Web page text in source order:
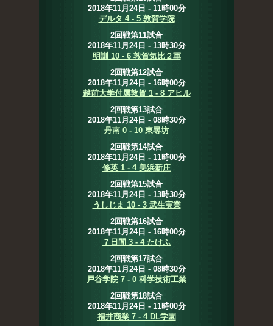
2018年11月24日 - 11時00分
デルタ 4 - 5 敦賀学院
2回戦第11試合
2018年11月24日 - 13時30分
明訓 10 - 6 敦賀気比２軍
2回戦第12試合
2018年11月24日 - 16時00分
越前大学付属敦賀 1 - 8 アヒル
2回戦第13試合
2018年11月24日 - 08時30分
丹南 0 - 10 東尋坊
2回戦第14試合
2018年11月24日 - 11時00分
修英 1 - 4 美浜新庄
2回戦第15試合
2018年11月24日 - 13時30分
うしじま 10 - 3 武生実業
2回戦第16試合
2018年11月24日 - 16時00分
７日間 3 - 4 たけふ
2回戦第17試合
2018年11月24日 - 08時30分
戸谷学院 7 - 0 科学技術工業
2回戦第18試合
2018年11月24日 - 11時00分
福井商業 7 - 4 DL学園